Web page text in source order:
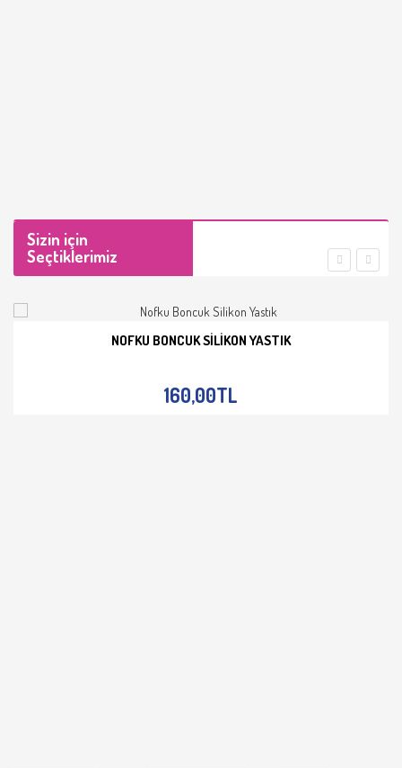
Sizin için
Seçtiklerimiz
NOFKU BONCUK SILIKON YASTIK
160,00TL